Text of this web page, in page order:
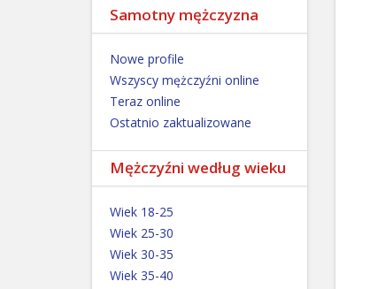
Samotny mężczyzna
Nowe profile
Wszyscy mężczyźni online
Teraz online
Ostatnio zaktualizowane
Mężczyźni według wieku
Wiek 18-25
Wiek 25-30
Wiek 30-35
Wiek 35-40